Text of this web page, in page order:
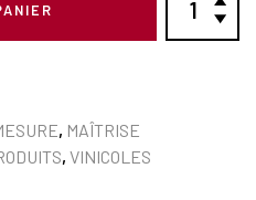
, MAÎTRISE
, VINICOLES